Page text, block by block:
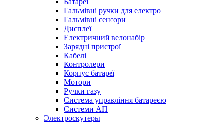
Батареї
Гальмівні ручки для електро
Гальмівні сенсори
Дисплеї
Електричний велонабір
Зарядні пристрої
Кабелі
Контролери
Корпус батареї
Мотори
Ручки газу
Система управління батареєю
Системи АП
Электроскутеры